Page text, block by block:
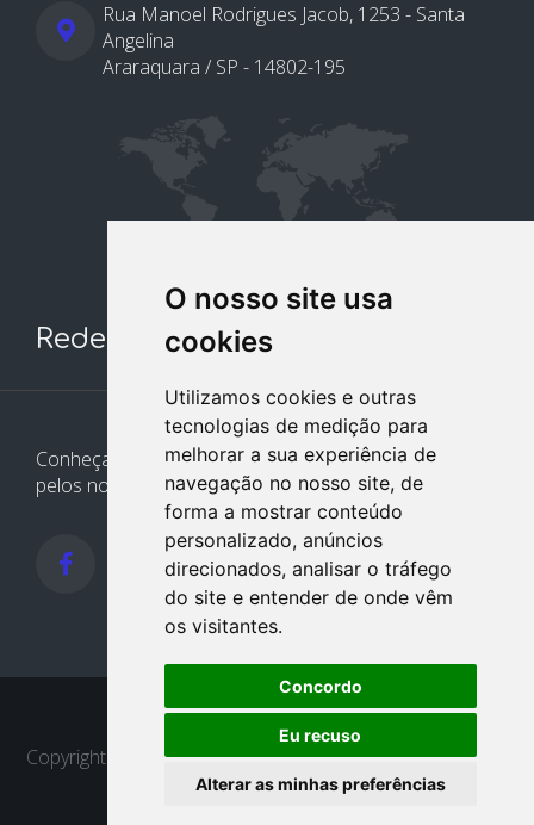
O nosso site usa
cookies
Utilizamos cookies e outras
tecnologias de medição para
melhorar a sua experiência de
navegação no nosso site, de
forma a mostrar conteúdo
personalizado, anúncios
direcionados, analisar o tráfego
do site e entender de onde vêm
os visitantes.
Concordo
Eu recuso
Alterar as minhas preferências
Rua Manoel Rodrigues Jacob, 1253 - Santa
Angelina
Araraquara / SP - 14802-195
Redes Sociais
Conheça e siga nossos canais. Interaja, fale conosco
pelos nossos perfis e saiba de todas as novidades.
Copyright © 2022 - 2026
Design e desenvolvimento -
Delta Contábil
|